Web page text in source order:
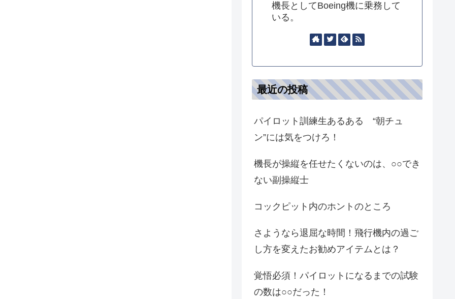
機長としてBoeing機に乗務して
いる。
最近の投稿
パイロット訓練生あるある “朝チュ
ン”には気をつけろ！
機長が操縦を任せたくないのは、○○でき
ない副操縦士
コックピット内のホントのところ
さようなら退屈な時間！飛行機内の過ご
し方を変えたお勧めアイテムとは？
覚悟必須！パイロットになるまでの試験
の数は○○だった！